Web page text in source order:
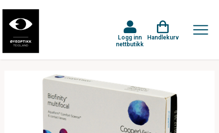
Logg inn
nettbutikk
Handlekurv